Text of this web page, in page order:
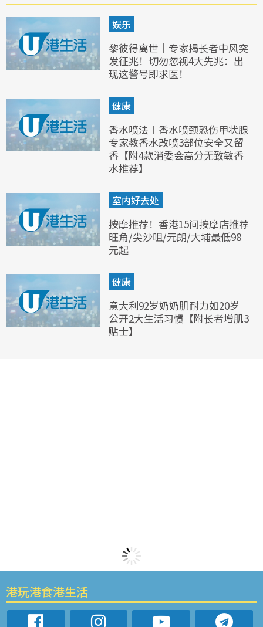
娱乐
黎彼得离世｜专家揭长者中风突
发征兆！切勿忽视4大先兆：出
现这警号即求医！
健康
香水喷法︱香水喷颈恐伤甲状腺
专家教香水改喷3部位安全又留
香【附4款消委会高分无致敏香
水推荐】
室内好去处
按摩推荐！香港15间按摩店推荐
旺角/尖沙咀/元朗/大埔最低98
元起
健康
意大利92岁奶奶肌耐力如20岁
公开2大生活习惯【附长者增肌3
贴士】
港玩港食港生活